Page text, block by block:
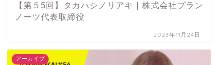
【第５5回】タカハシノリアキ｜株式会社プラン
ノーツ代表取締役
2023年11月24日
アーカイブ